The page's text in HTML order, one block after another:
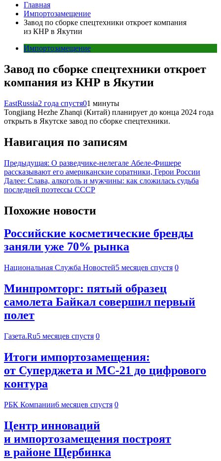
Главная
Импортозамещение
Завод по сборке спецтехники откроет компания
из КНР в Якутии
Импортозамещение
Завод по сборке спецтехники откроет
компания из КНР в Якутии
EastRussia2 года спустя01 минуты
Tongjiang Hezhe Zhanqi (Китай) планирует до конца 2024 года
открыть в Якутске завод по сборке спецтехники.
Навигация по записям
Предыдущая: О разведчике-нелегале Абеле-Фишере
рассказывают его американские соратники, Герои России
Далее: Слава, алкоголь и мужчины: как сложилась судьба
последней поэтессы СССР
Похожие новости
Российские косметические бренды
заняли уже 70% рынка
Национальная Служба Новостей5 месяцев спустя 0
Минпромторг: пятый образец
самолета Байкал совершил первый
полет
Газета.Ru5 месяцев спустя 0
Итоги импортозамещения:
от Суперджета и МС-21 до цифрового
контура
РБК Компании6 месяцев спустя 0
Центр инноваций
и импортозамещения построят
в районе Щербинка